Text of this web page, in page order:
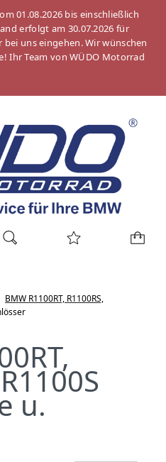
01.08.2026 bis einschließlich
erfolgt am 30.07.2026 für
bei uns eingehen. Wir wünschen
Ihr Team von WÜDO Motorrad
BMW R1100RT, R1100RS,
u.